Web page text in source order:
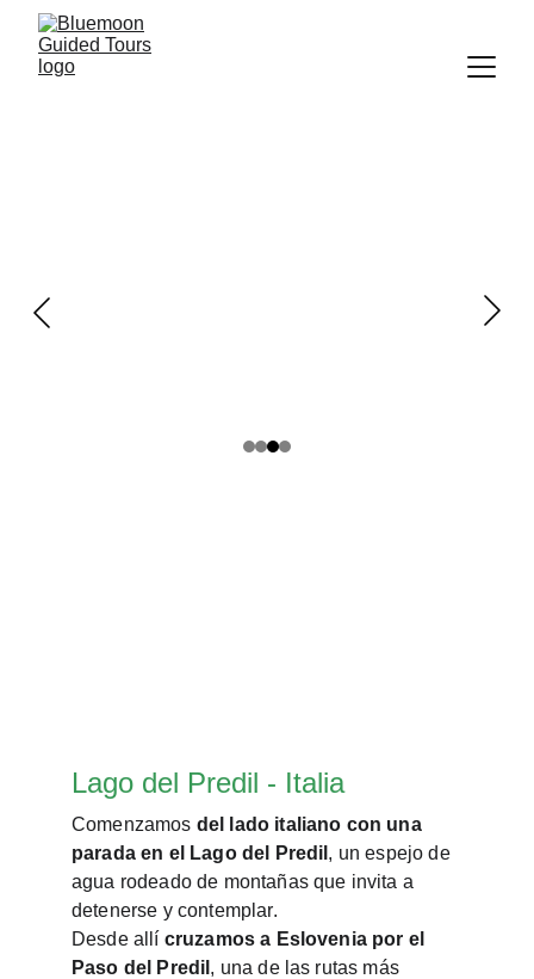
Lago del Predil - Italia
Comenzamos del lado italiano con una
parada en el Lago del Predil , un espejo de
agua rodeado de montañas que invita a
detenerse y contemplar.
Desde allí cruzamos a Eslovenia por el
Paso del Predil , una de las rutas más